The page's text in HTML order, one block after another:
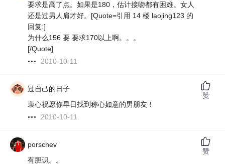
要求是高了点。如果是180，估计接吻都有困难。女人
还是过男人肩才好。[Quote=引用 14 楼 laojing123 的
回复:]
为什么156 要 要求170以上啊。。。
[/Quote]
2010-10-11
过自己的日子
衷心祝愿你早日找到称心如意的男朋友！
2010-10-11
赞
porschev
有胆识。。
赞